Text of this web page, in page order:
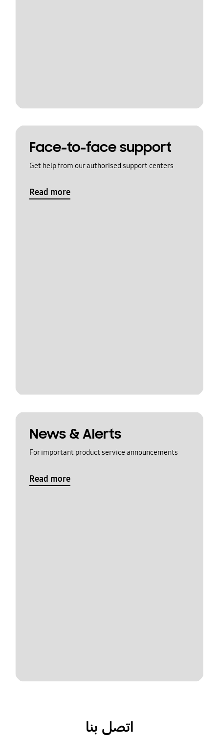
Face-to-face support
Get help from our authorised support centers
Read more
News & Alerts
For important product service announcements
Read more
اتصل بنا